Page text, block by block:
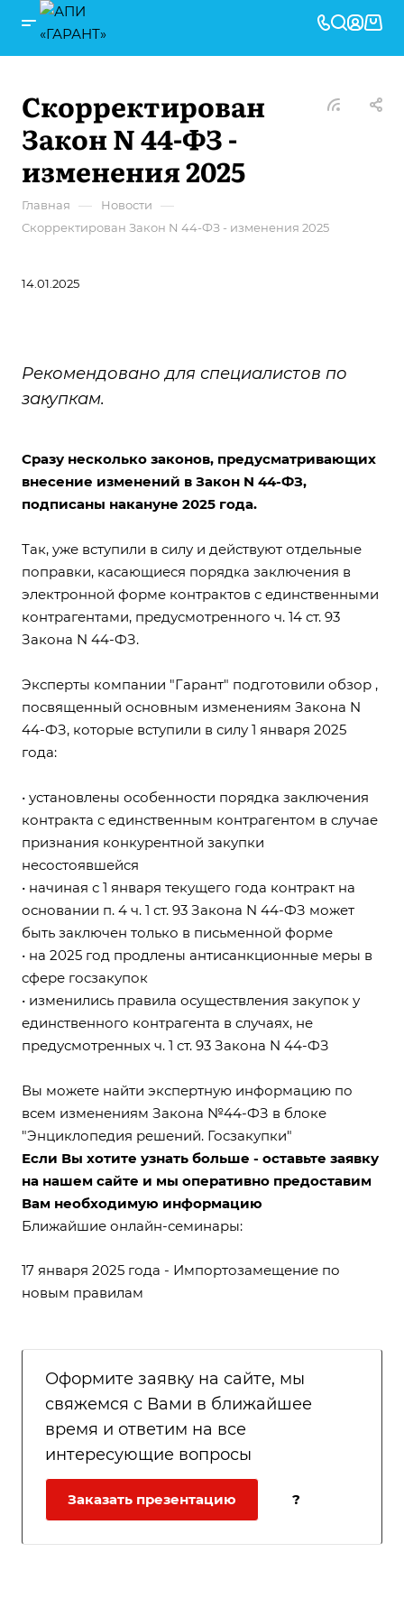
Скорректирован
Закон N 44-ФЗ -
изменения 2025
Главная — Новости —
Скорректирован Закон N 44-ФЗ - изменения 2025
14.01.2025
Оформите заявку на сайте, мы
свяжемся с Вами в ближайшее
время и ответим на все
интересующие вопросы
Заказать презентацию ?
Рекомендовано для специалистов по
закупкам.
Сразу несколько законов, предусматривающих
внесение изменений в Закон N 44-ФЗ,
подписаны накануне 2025 года.
Так, уже вступили в силу и действуют отдельные
поправки, касающиеся порядка заключения в
электронной форме контрактов с единственными
контрагентами, предусмотренного ч. 14 ст. 93
Закона N 44-ФЗ.
Эксперты компании "Гарант" подготовили обзор ,
посвященный основным изменениям Закона N
44-ФЗ, которые вступили в силу 1 января 2025
года:
• установлены особенности порядка заключения
контракта с единственным контрагентом в случае
признания конкурентной закупки
несостоявшейся
• начиная с 1 января текущего года контракт на
основании п. 4 ч. 1 ст. 93 Закона N 44-ФЗ может
быть заключен только в письменной форме
• на 2025 год продлены антисанкционные меры в
сфере госзакупок
• изменились правила осуществления закупок у
единственного контрагента в случаях, не
предусмотренных ч. 1 ст. 93 Закона N 44-ФЗ
Вы можете найти экспертную информацию по
всем изменениям Закона №44-ФЗ в блоке
"Энциклопедия решений. Госзакупки"
Если Вы хотите узнать больше - оставьте заявку
на нашем сайте и мы оперативно предоставим
Вам необходимую информацию
Ближайшие онлайн-семинары:
17 января 2025 года - Импортозамещение по
новым правилам